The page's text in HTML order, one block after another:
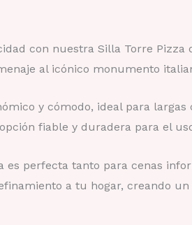
con nuestra Silla Torre
al icónico monumento
y cómodo, ideal para
fiable y duradera para el
es perfecta tanto para cenas
a tu hogar, creando